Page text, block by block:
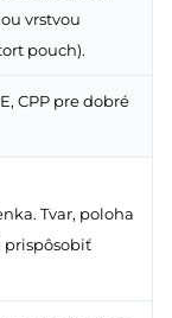
vrstvou
pouch).
CPP pre dobré
Tvar, poloha
prispôsobiť